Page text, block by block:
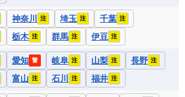
神奈川 注 埼玉 注 千葉 注
栃木 注 群馬 注 伊豆 注
愛知 警 岐阜 注 山梨 注 長野 注
富山 注 石川 注 福井 注